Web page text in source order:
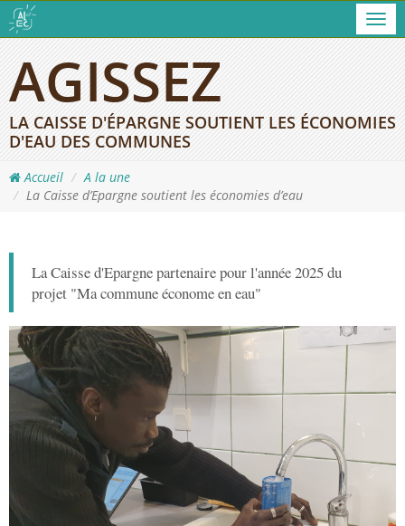
AGISSEZ
LA CAISSE D'ÉPARGNE SOUTIENT LES ÉCONOMIES
D'EAU DES COMMUNES
Accueil
A la une
La Caisse d’Epargne soutient les économies d’eau
La Caisse d'Epargne partenaire pour l'année 2025 du
projet "Ma commune économe en eau"